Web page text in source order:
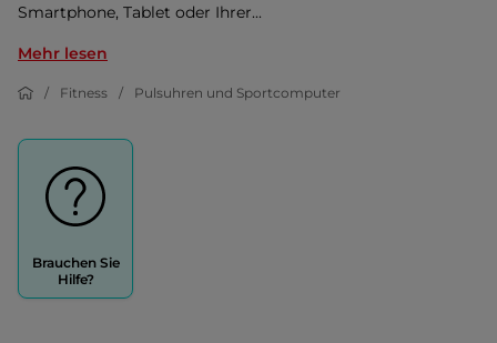
Smartphone, Tablet oder Ihrer...
Mehr lesen
Fitness Pulsuhren und Sportcomputer
Brauchen Sie
Hilfe?